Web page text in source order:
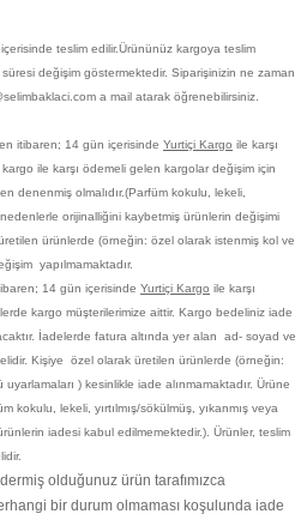
teslim edilir.Ürününüz kargoya teslim
değişim göstermektedir. Siparişinizin ne zaman
a mail atarak öğrenebilirsiniz.
itibaren; 14 gün içerisinde Yurtiçi Kargo ile karşı
ile karşı ödemeli gelen kargolar değişim için
denenmiş olmalıdır.(Parfüm kokulu, lekeli,
nedenlerle orijinalliğini kaybetmiş ürünlerin değişimi
ürünlerde (örneğin: özel olarak istenmiş kol ve
yapılmamaktadır.
14 gün içerisinde Yurtiçi Kargo ile karşı
kargo müşterilerimize aittir. Kargo bedeliniz iade
İadelerde fatura altında yer alan ad- soyad ve
Kişiye
özel olarak üretilen ürünlerde (örneğin:
) kesinlikle iade alınmamaktadır. Ürüne
kokulu, lekeli, yırtılmış/sökülmüş, yıkanmış veya
iadesi kabul edilmemektedir.). Ürünler, teslim
olduğunuz ürün tarafımızca
bir durum olmaması koşulunda iade